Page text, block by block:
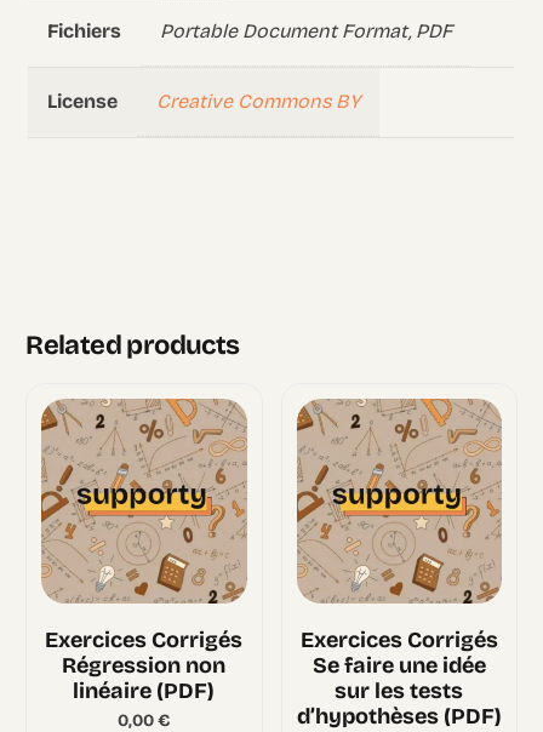
Fichiers Portable Document Format, PDF
License Creative Commons BY
Related products
Exercices Corrigés
Régression non
linéaire (PDF)
0,00€
Exercices Corrigés
Se faire une idée
sur les tests
d’hypothèses (PDF)